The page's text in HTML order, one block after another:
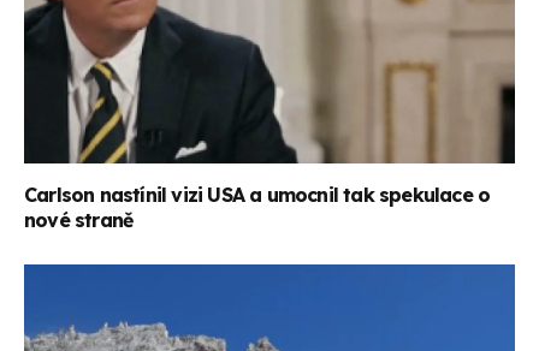
Carlson nastínil vizi USA a umocnil tak spekulace o
nové straně